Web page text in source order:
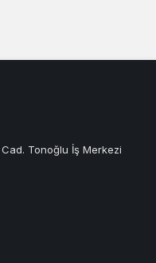
Tonoğlu İş Merkezi